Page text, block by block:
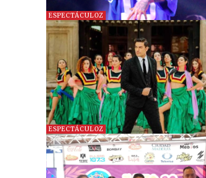
ESPECTÁCULOZ
ESPECTÁCULOZ